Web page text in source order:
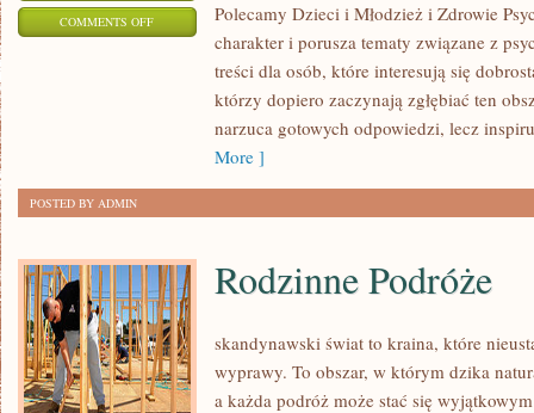
COMMENTS OFFON
PSYCHIATRIA
PRAKTYCE
Polecamy Dzieci i Młodzież i Zdrowie
charakter i porusza tematy związane z
treści dla osób, które interesują się
którzy dopiero zaczynają zgłębiać ten
narzuca gotowych odpowiedzi, lecz
More ]
POSTED BY ADMIN
Rodzinne Podróże
skandynawski świat to kraina, które
wyprawy. To obszar, w którym dzika
a każda podróż może stać się